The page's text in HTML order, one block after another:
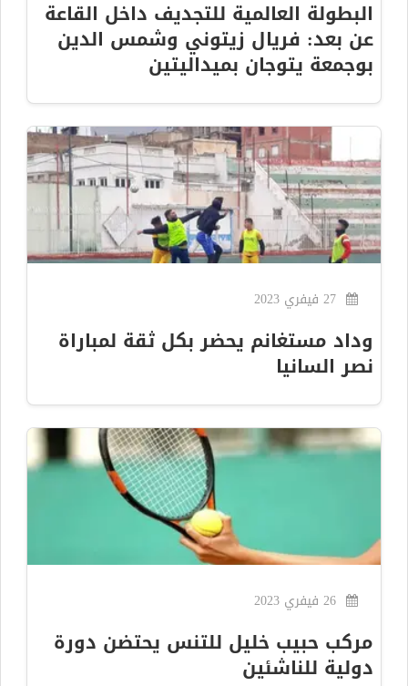
البطولة العالمية للتجديف داخل القاعة
عن بعد: فريال زيتوني وشمس الدين
بوجمعة يتوجان بميداليتين
وداد مستغانم يحضر بكل ثقة لمباراة
نصر السانيا
مركب حبيب خليل للتنس يحتضن دورة
دولية للناشئين